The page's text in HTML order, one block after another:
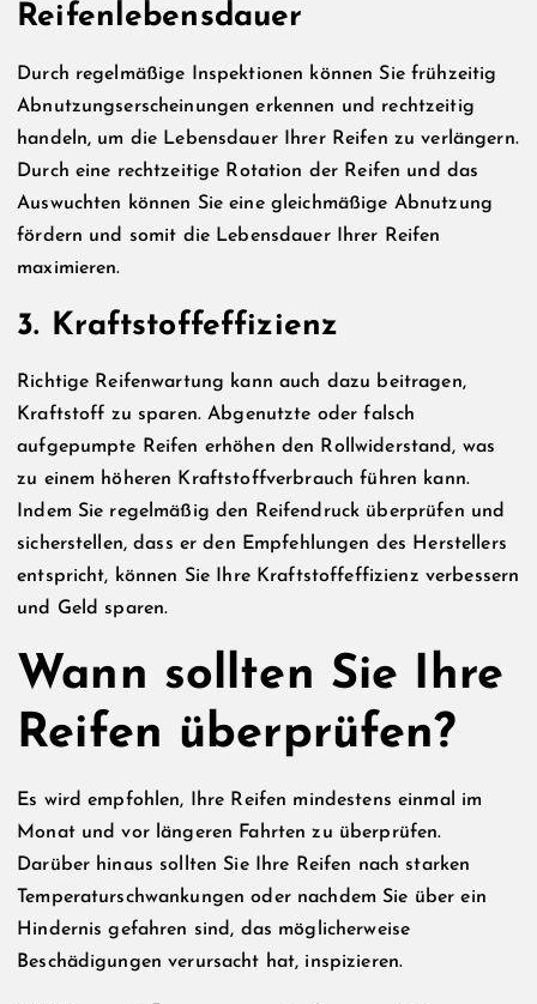
Reifenlebensdauer
Durch regelmäßige Inspektionen können Sie frühzeitig
Abnutzungserscheinungen erkennen und rechtzeitig
handeln, um die Lebensdauer Ihrer Reifen zu verlängern.
Durch eine rechtzeitige Rotation der Reifen und das
Auswuchten können Sie eine gleichmäßige Abnutzung
fördern und somit die Lebensdauer Ihrer Reifen
maximieren.
3. Kraftstoffeffizienz
Richtige Reifenwartung kann auch dazu beitragen,
Kraftstoff zu sparen. Abgenutzte oder falsch
aufgepumpte Reifen erhöhen den Rollwiderstand, was
zu einem höheren Kraftstoffverbrauch führen kann.
Indem Sie regelmäßig den Reifendruck überprüfen und
sicherstellen, dass er den Empfehlungen des Herstellers
entspricht, können Sie Ihre Kraftstoffeffizienz verbessern
und Geld sparen.
Wann sollten Sie Ihre
Reifen überprüfen?
Es wird empfohlen, Ihre Reifen mindestens einmal im
Monat und vor längeren Fahrten zu überprüfen.
Darüber hinaus sollten Sie Ihre Reifen nach starken
Temperaturschwankungen oder nachdem Sie über ein
Hindernis gefahren sind, das möglicherweise
Beschädigungen verursacht hat, inspizieren.